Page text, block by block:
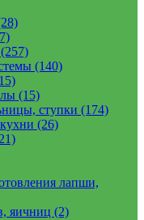
(140)
(15)
ступки (174)
(26)
лапши,
яичниц (2)